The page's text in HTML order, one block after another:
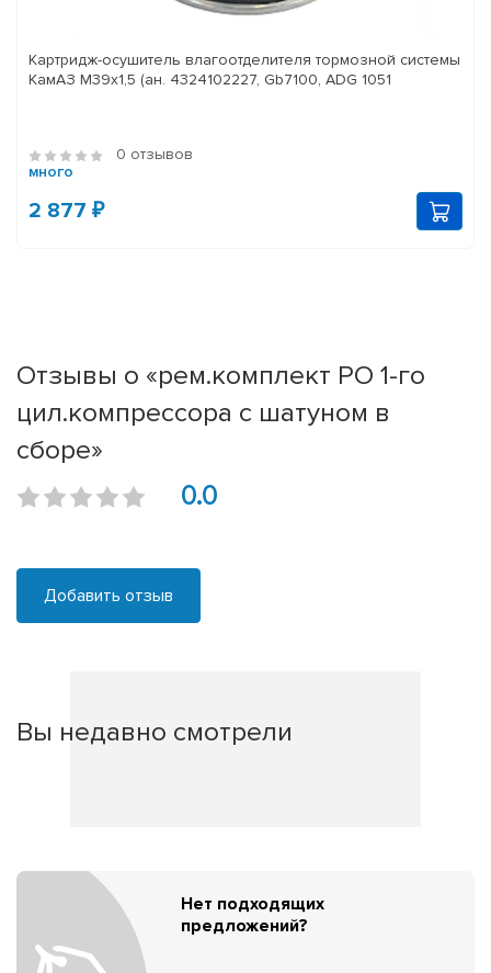
Картридж-осушитель влагоотделителя тормозной системы
КамАЗ M39x1,5 (ан. 4324102227, Gb7100, ADG 1051
0 отзывов
много
2 877 ₽
Отзывы о «рем.комплект РО 1-го
цил.компрессора с шатуном в
сборе»
0.0
Добавить отзыв
Вы недавно смотрели
Нет подходящих
предложений?